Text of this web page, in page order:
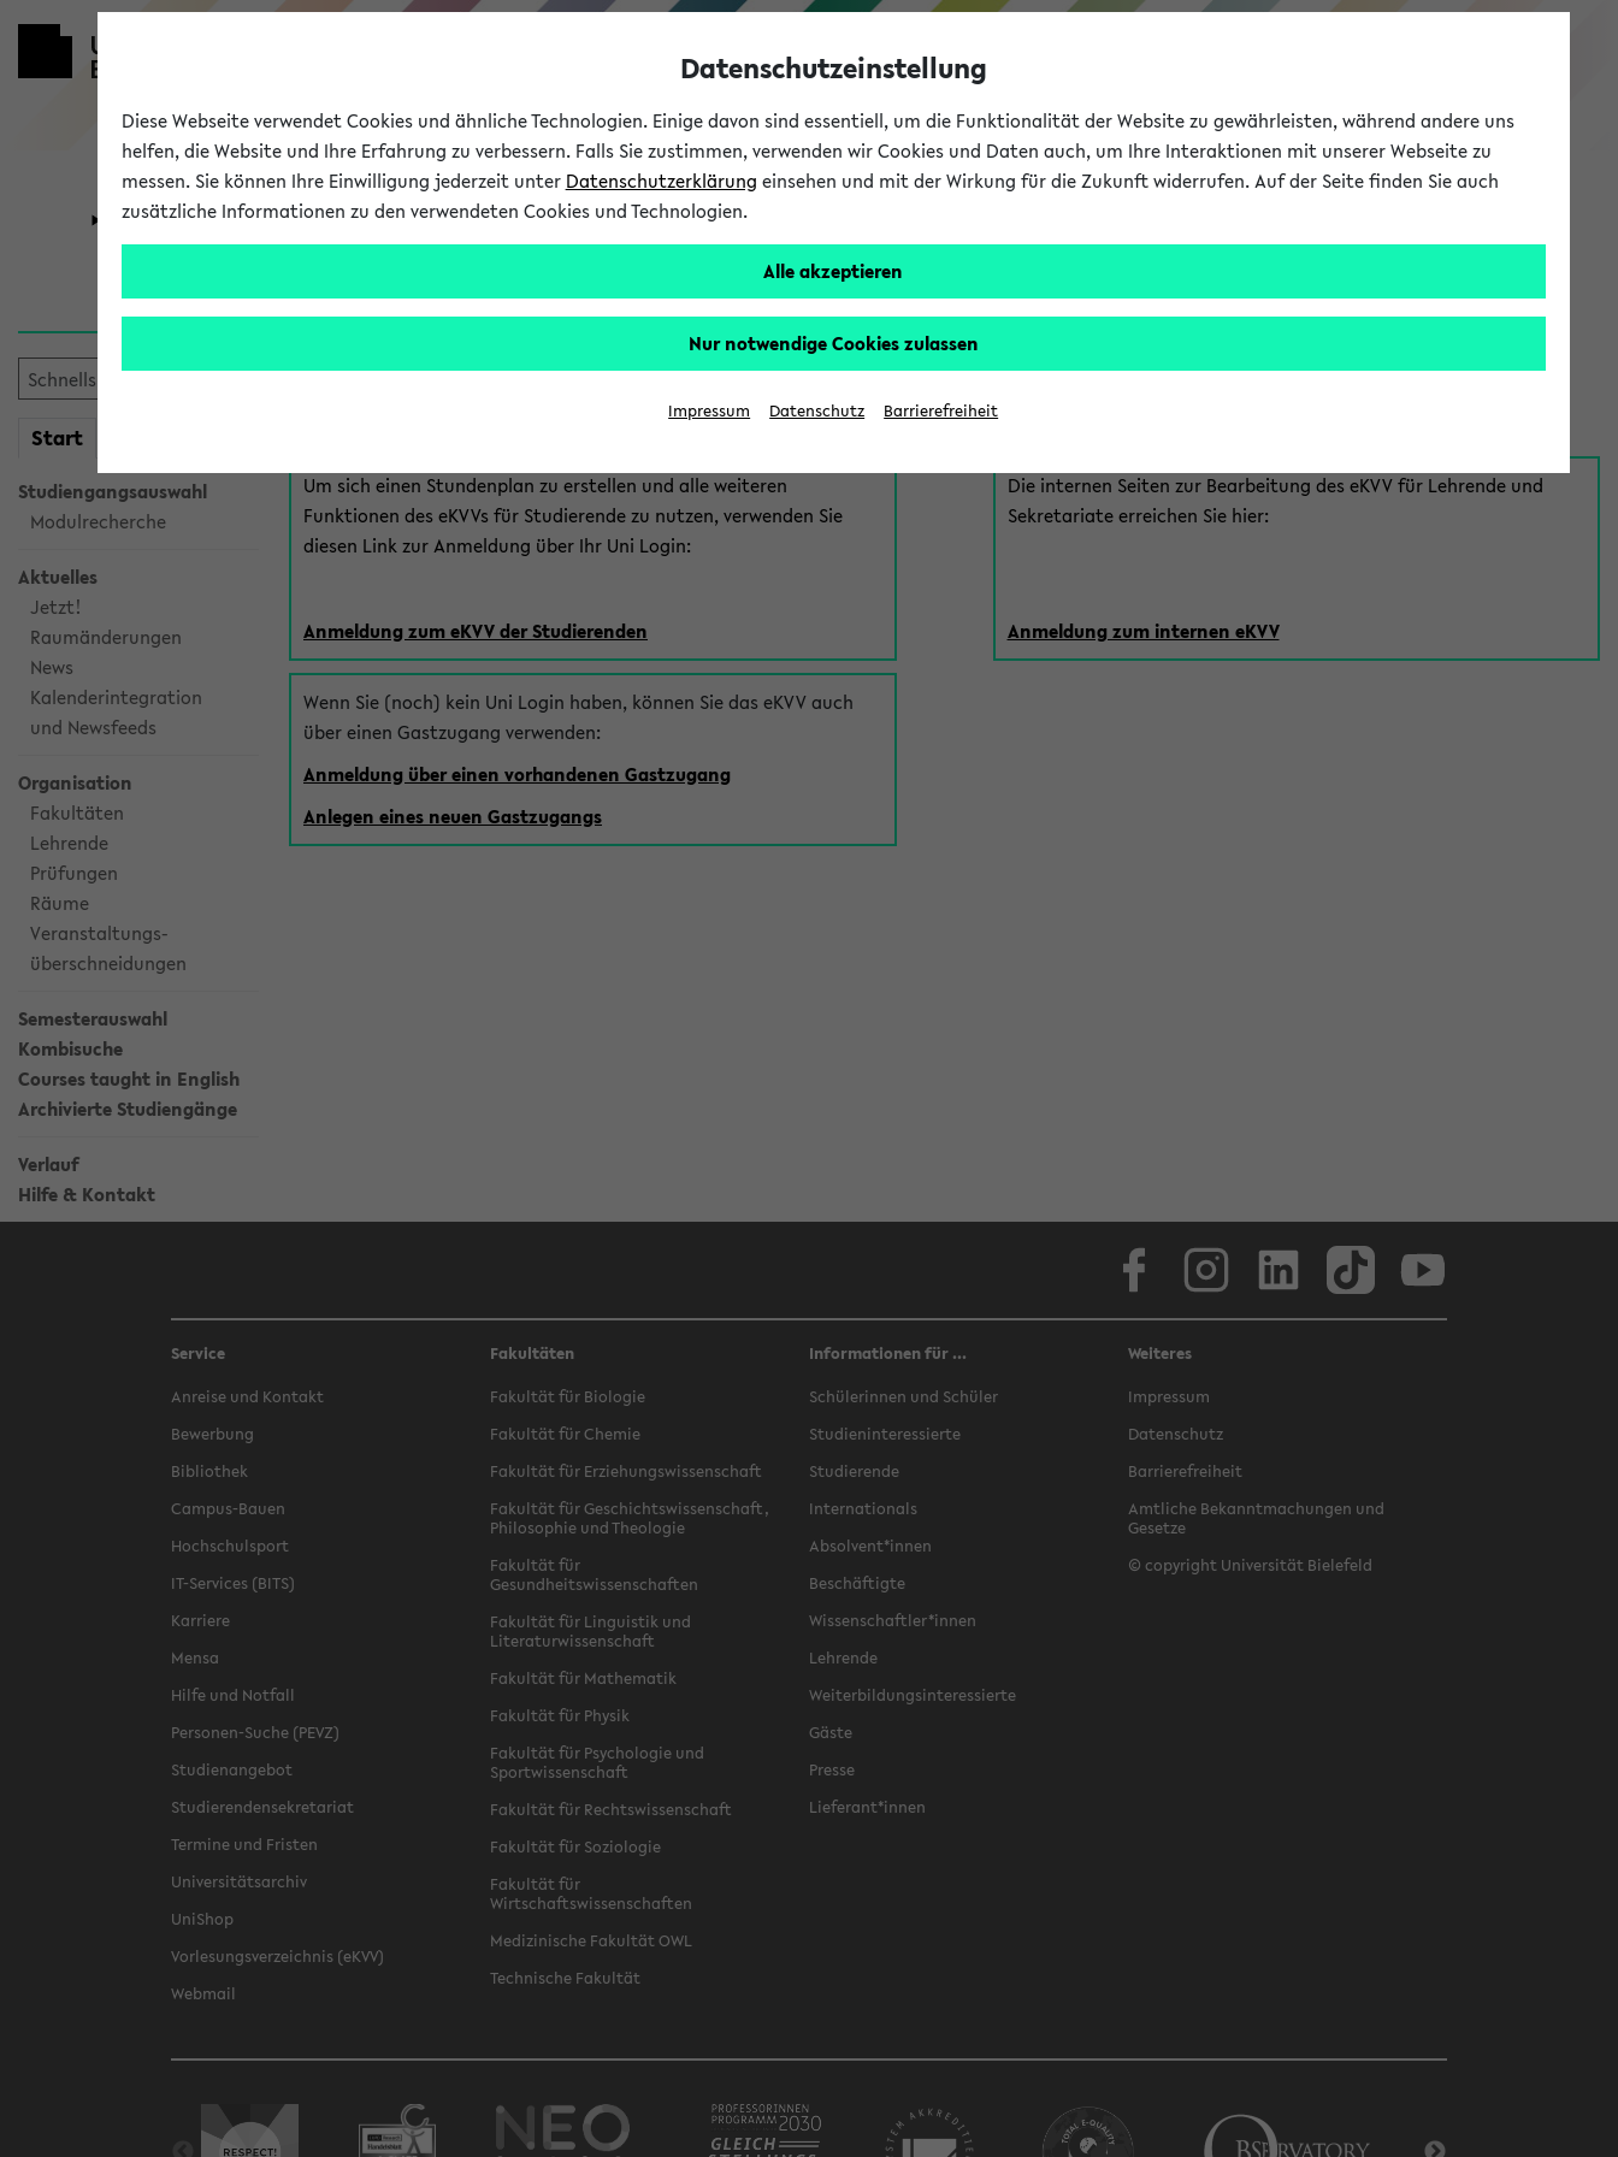
eKVV
Universität Forschung Studium
Start
Studiengangsauswahl
Modulrecherche
Aktuelles
Jetzt!
Raumänderungen
News
Kalenderintegration
und Newsfeeds
Organisation
Fakultäten
Lehrende
Prüfungen
Räume
Veranstaltungs-
überschneidungen
Semesterauswahl
Kombisuche
Courses taught in English
Archivierte Studiengänge
Verlauf
Hilfe & Kontakt
Anmeldung am eKVV
Es gibt mehrere Möglichkeiten zur Anmeldung am eKVV. Bitte wählen Sie die für Sie richtige aus:
Um sich einen Stundenplan zu erstellen und alle weiteren
Funktionen des eKVVs für Studierende zu nutzen, verwenden Sie
diesen Link zur Anmeldung über Ihr Uni Login:
Anmeldung zum eKVV der Studierenden
Wenn Sie (noch) kein Uni Login haben, können Sie das eKVV auch
über einen Gastzugang verwenden:
Anmeldung über einen vorhandenen Gastzugang
Anlegen eines neuen Gastzugangs
eKVV für Mitarbeiter*innen
Die internen Seiten zur Bearbeitung des eKVV für Lehrende und
Sekretariate erreichen Sie hier:
Anmeldung zum internen eKVV
Service
Anreise und Kontakt
Bewerbung
Bibliothek
Campus-Bauen
Hochschulsport
IT-Services (BITS)
Karriere
Mensa
Hilfe und Notfall
Personen-Suche (PEVZ)
Studienangebot
Studierendensekretariat
Termine und Fristen
Universitätsarchiv
UniShop
Vorlesungsverzeichnis (eKVV)
Webmail
Fakultäten
Fakultät für Biologie
Fakultät für Chemie
Fakultät für Erziehungswissenschaft
Fakultät für Geschichtswissenschaft,
Philosophie und Theologie
Fakultät für
Gesundheitswissenschaften
Fakultät für Linguistik und
Literaturwissenschaft
Fakultät für Mathematik
Fakultät für Physik
Fakultät für Psychologie und
Sportwissenschaft
Fakultät für Rechtswissenschaft
Fakultät für Soziologie
Fakultät für
Wirtschaftswissenschaften
Medizinische Fakultät OWL
Technische Fakultät
Informationen für ...
Schülerinnen und Schüler
Studieninteressierte
Studierende
Internationals
Absolvent*innen
Beschäftigte
Wissenschaftler*innen
Lehrende
Weiterbildungsinteressierte
Gäste
Presse
Lieferant*innen
Weiteres
Impressum
Datenschutz
Barrierefreiheit
Amtliche Bekanntmachungen und
Gesetze
© copyright Universität Bielefeld
Datenschutzeinstellung
Diese Webseite verwendet Cookies und ähnliche Technologien. Einige davon sind essentiell, um die Funktionalität der Website zu gewährleisten, während andere uns
helfen, die Website und Ihre Erfahrung zu verbessern. Falls Sie zustimmen, verwenden wir Cookies und Daten auch, um Ihre Interaktionen mit unserer Webseite zu
messen. Sie können Ihre Einwilligung jederzeit unter Datenschutzerklärung einsehen und mit der Wirkung für die Zukunft widerrufen. Auf der Seite finden Sie auch
zusätzliche Informationen zu den verwendeten Cookies und Technologien.
Alle akzeptieren
Nur notwendige Cookies zulassen
Impressum Datenschutz Barrierefreiheit